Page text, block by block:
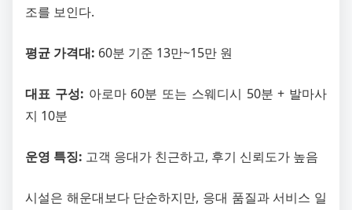
조를 보인다.
평균 가격대: 60분 기준 13만~15만 원
대표 구성: 아로마 60분 또는 스웨디시 50분 + 발마사
지 10분
운영 특징: 고객 응대가 친근하고, 후기 신뢰도가 높음
시설은 해운대보다 단순하지만, 응대 품질과 서비스 일